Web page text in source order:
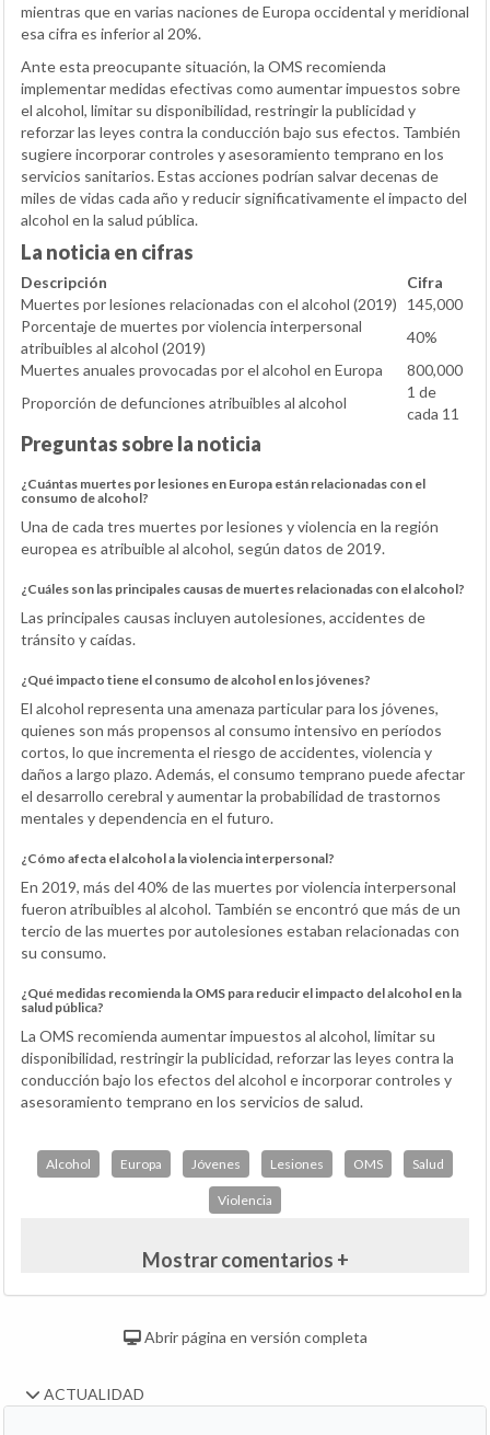
mientras que en varias naciones de Europa occidental y meridional
esa cifra es inferior al 20%.
Ante esta preocupante situación, la OMS recomienda
implementar medidas efectivas como aumentar impuestos sobre
el alcohol, limitar su disponibilidad, restringir la publicidad y
reforzar las leyes contra la conducción bajo sus efectos. También
sugiere incorporar controles y asesoramiento temprano en los
servicios sanitarios. Estas acciones podrían salvar decenas de
miles de vidas cada año y reducir significativamente el impacto del
alcohol en la salud pública.
La noticia en cifras
Descripción
Cifra
Muertes por lesiones relacionadas con el alcohol (2019)
145,000
Porcentaje de muertes por violencia interpersonal
atribuibles al alcohol (2019)
40%
Muertes anuales provocadas por el alcohol en Europa
800,000
Proporción de defunciones atribuibles al alcohol
1 de
cada 11
Preguntas sobre la noticia
¿Cuántas muertes por lesiones en Europa están relacionadas con el
consumo de alcohol?
Una de cada tres muertes por lesiones y violencia en la región
europea es atribuible al alcohol, según datos de 2019.
¿Cuáles son las principales causas de muertes relacionadas con el alcohol?
Las principales causas incluyen autolesiones, accidentes de
tránsito y caídas.
¿Qué impacto tiene el consumo de alcohol en los jóvenes?
El alcohol representa una amenaza particular para los jóvenes,
quienes son más propensos al consumo intensivo en períodos
cortos, lo que incrementa el riesgo de accidentes, violencia y
daños a largo plazo. Además, el consumo temprano puede afectar
el desarrollo cerebral y aumentar la probabilidad de trastornos
mentales y dependencia en el futuro.
¿Cómo afecta el alcohol a la violencia interpersonal?
En 2019, más del 40% de las muertes por violencia interpersonal
fueron atribuibles al alcohol. También se encontró que más de un
tercio de las muertes por autolesiones estaban relacionadas con
su consumo.
¿Qué medidas recomienda la OMS para reducir el impacto del alcohol en la
salud pública?
La OMS recomienda aumentar impuestos al alcohol, limitar su
disponibilidad, restringir la publicidad, reforzar las leyes contra la
conducción bajo los efectos del alcohol e incorporar controles y
asesoramiento temprano en los servicios de salud.
Alcohol Europa Jóvenes Lesiones OMS Salud
Violencia
Mostrar comentarios +
Abrir página en versión completa
ACTUALIDAD